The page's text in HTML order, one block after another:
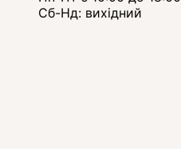
Сб-Нд: вихідний